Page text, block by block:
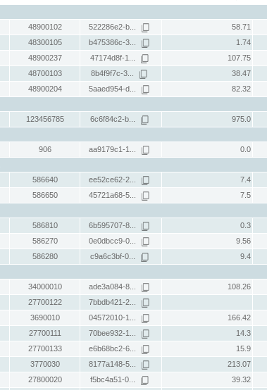
48900102 522286e2-b... 58.71
48300105 b475386c-3... 1.74
48900237 47174d8f-1... 107.75
48700103 8b4f9f7c-3... 38.47
48900204 5aaed954-d... 82.32
123456785 6c6f84c2-b... 975.0
906 aa9179c1-1... 0.0
586640 ee52ce62-2... 7.4
586650 45721a68-5... 7.5
586810 6b595707-8... 0.3
586270 0e0dbcc9-0... 9.56
586280 c9a6c3bf-0... 9.4
34000010 ade3a084-8... 108.26
27700122 7bbdb421-2...
3690010 04572010-1... 166.42
27700111 70bee932-1... 14.3
27700133 e6b68bc2-6... 15.9
3770030 8177a148-5... 213.07
27800020 f5bc4a51-0... 39.32